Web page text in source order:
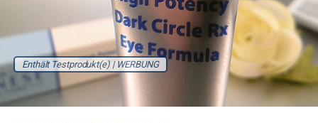
Enthält Testprodukt(e) | WERBUNG